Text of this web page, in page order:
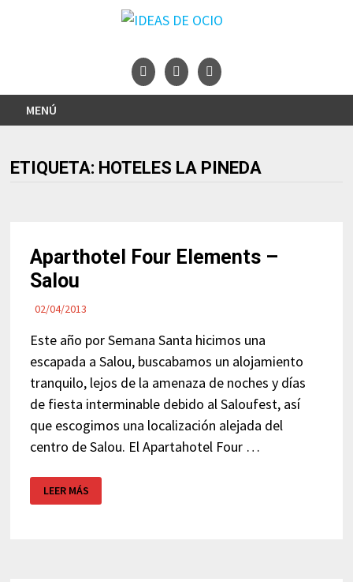
MENÚ
ETIQUETA: HOTELES LA PINEDA
Aparthotel Four Elements –
Salou
02/04/2013
Este año por Semana Santa hicimos una
escapada a Salou, buscabamos un alojamiento
tranquilo, lejos de la amenaza de noches y días
de fiesta interminable debido al Saloufest, así
que escogimos una localización alejada del
centro de Salou. El Apartahotel Four …
APARTHOTEL
FOUR
ELEMENTS
LEER MÁS